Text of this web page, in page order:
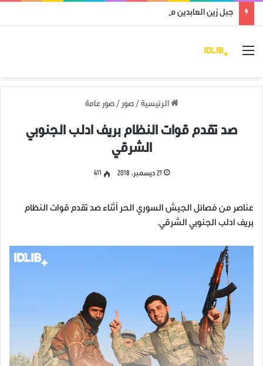
جبل زين العابدين محرر من قوات النظام وميليشياته
القائمة
الرئيسية / صور / صور عامة
صد تقدم قوات النظام بريف ادلب الجنوبي
الشرقي
21 ديسمبر، 2018 411
‏عناصر من فصائل الجيش السوري الحر أثناء صد تقدم قوات النظام
بريف ادلب الجنوبي الشرقي.